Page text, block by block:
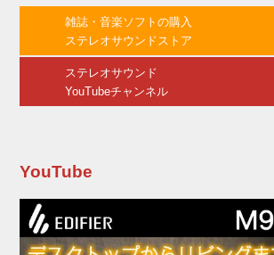
をもたらす豪華俳優陣
という2つの都市を舞台
雑誌・音楽ソフトの購入
ステレオサウンドストア
ステレオサウンド
YouTubeチャンネル
YouTube